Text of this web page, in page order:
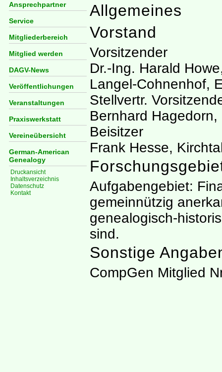
Ansprechpartner
Service
Mitgliederbereich
Mitglied werden
DAGV-News
Veröffentlichungen
Veranstaltungen
Praxiswerkstatt
Vereineübersicht
German-American
Genealogy
Druckansicht
Inhaltsverzeichnis
Datenschutz
Kontakt
Allgemeines
Vorstand
Vorsitzender
Dr.-Ing. Harald
Langel-Cohnenhof,
Stellvertr.
Bernhard
Beisitzer
Frank Hesse,
Aufgabengebiet:
gemeinnützig
genealogisch-
sind.
Sonstige
CompGen Mitglied